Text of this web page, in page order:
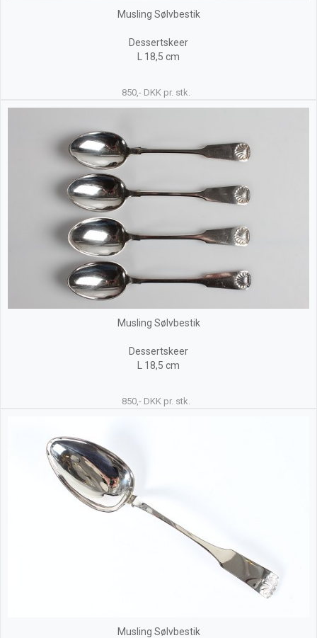
Musling Sølvbestik
Dessertskeer
L 18,5 cm
850,- DKK pr. stk.
Musling Sølvbestik
Dessertskeer
L 18,5 cm
850,- DKK pr. stk.
Musling Sølvbestik